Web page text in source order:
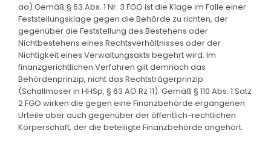
aa) Gemäß § 63 Abs. 1 Nr. 3 FGO ist die Klage im Falle einer
Feststellungsklage gegen die Behörde zu richten, der
gegenüber die Feststellung des Bestehens oder
Nichtbestehens eines Rechtsverhältnisses oder der
Nichtigkeit eines Verwaltungsakts begehrt wird. Im
finanzgerichtlichen Verfahren gilt demnach das
Behördenprinzip, nicht das Rechtsträgerprinzip
(Schallmoser in HHSp, § 63 AO Rz 11). Gemäß § 110 Abs. 1 Satz
2 FGO wirken die gegen eine Finanzbehörde ergangenen
Urteile aber auch gegenüber der öffentlich-rechtlichen
Körperschaft, der die beteiligte Finanzbehörde angehört.